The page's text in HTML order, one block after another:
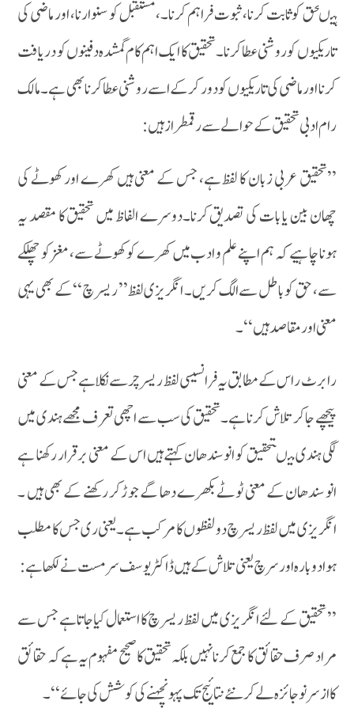
ہیںحق کوثابت کرنا، ثبوت فراہم کرنا۔، مستقبل کو سنوارنا، اور ماضی کی
تاریکیوں کو روشنی عطا کرنا ۔تحقیق کا ایک اہم کام گمشدہ دفینوں کو دریافت
کرنا اور ماضی کی تاریکیوں کو دور کرکے اسے روشنی عطا کرنا بھی ہے۔مالک
رام ادبی تحقیق کے حوالے سے رقمطراز ہیں :
’’تحقیق عربی زبان کا لفظ ہے، جس کے معنی ہیں کھرے اور کھوٹے کی
چھان بین یا بات کی تصدیق کرنا۔دوسرے الفاظ میں تحقیق کا مقصد یہ
ہونا چاہیے کہ ہم اپنے علم و ادب میں کھرے کو کھوٹے سے، مغز کو چھلکے
سے، حق کو باطل سے الگ کریں۔ انگریزی لفظ’’ ریسرچ ‘‘کے بھی یہی
معنی اور مقاصد ہیں‘‘۔
رابرٹ راس کے مطا بق یہ فرانسیسی لفظ ریسر چر سے نکلا ہے جس کے معنی
پیچھے جا کر تلا ش کر نا ہے ۔تحقیق کی سب سے اچھی تعرف مجھے ہندی میں
لگی ہندی میںتحقیق کو انو سندھان کہتے ہیں اس کے معنی بر قرار رکھنا ہے
انو سندھان کے معنی ٹو ٹے بکھرے دھا گے جو ڑکر رکھنے کے بھی ہیں ۔
انگریزی میں لفظ ریسرچ دو لفظوں کا مرکب ہے ۔یعنی ری جس کا مطلب
ہوا دو با رہ اورسرچ یعنی تلاش کے ہیں ڈا کٹر یو سف سرمست نے لکھا ہے :
’’ تحقیق کے لئے انگریزی میں لفظ ریسرچ کا استعمال کیا جا تاہے جس سے
مراد صرف حقا ئق کا جمع کر نا نہیں بلکہ تحقیق کا صحیح مفہوم یہ ہے کہ حقائق
کا از سر نو جا ئزہ لے کر نئے نتا ئیج تک پہو نچہنے کی کو شش کی جا ئے ‘‘۔